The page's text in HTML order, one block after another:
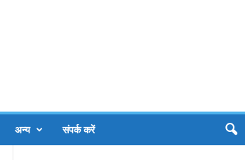
अन्य संपर्क करें